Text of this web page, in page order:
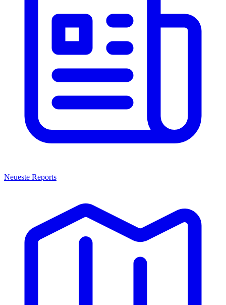
Neueste Reports